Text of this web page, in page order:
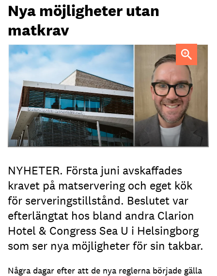
Nya möjligheter utan
matkrav
Tobias Lillrud
NYHETER. Första juni avskaffades
kravet på matservering och eget kök
för serveringstillstånd. Beslutet var
efterlängtat hos bland andra Clarion
Hotel & Congress Sea U i Helsingborg
som ser nya möjligheter för sin takbar.
Några dagar efter att de nya reglerna började gälla